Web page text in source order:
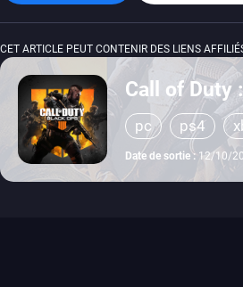
CET ARTICLE PEUT CONTENIR DES LIENS
Call of Duty
pc ps4
Date de sortie : 12/10/